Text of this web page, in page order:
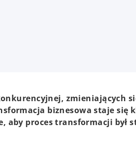
zmieniających
biznesowa staje się
aby proces transformacji